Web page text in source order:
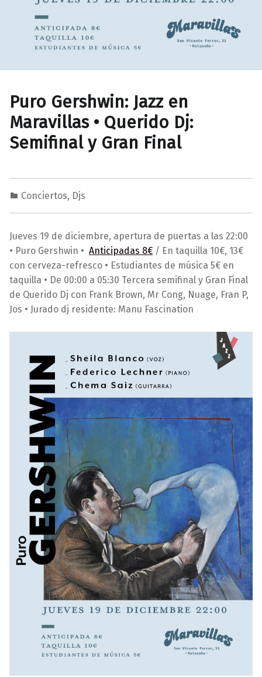
Puro Gershwin: Jazz en
Maravillas • Querido Dj:
Semifinal y Gran Final
1
/
1
2
/
2
0
0
Conciertos, Djs
M
r
a
v
l
l
Jueves 19 de diciembre, apertura de puertas a las 22:00
• Puro Gershwin • Anticipadas 8€ / En taquilla 10€, 13€
con cerveza-refresco • Estudiantes de música 5€ en
taquilla • De 00:00 a 05:30 Tercera semifinal y Gran Final
de Querido Dj con Frank Brown, Mr Cong, Nuage, Fran P,
Jos • Jurado dj residente: Manu Fascination